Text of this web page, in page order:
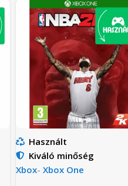
Használt
Kiváló minőség
Xbox- Xbox One